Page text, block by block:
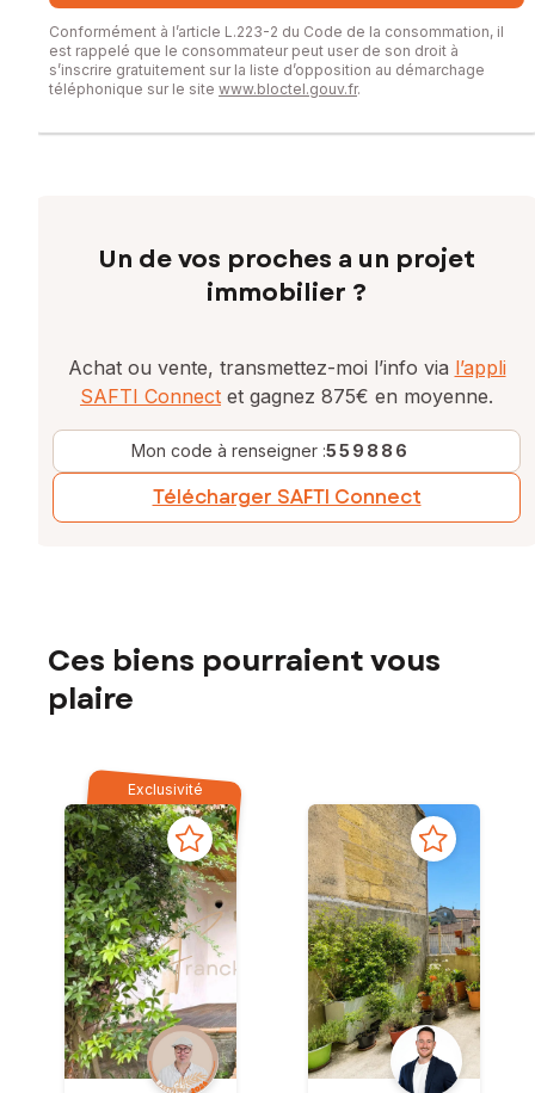
Conformément à l’article L.223-2 du Code de la consommation, il
est rappelé que le consommateur peut user de son droit à
s’inscrire gratuitement sur la liste d’opposition au démarchage
téléphonique sur le site www.bloctel.gouv.fr.
Un de vos proches a un projet
immobilier ?
Achat ou vente, transmettez-moi l’info via l’appli
SAFTI Connect et gagnez 875€ en moyenne.
Mon code à renseigner :559886
Télécharger SAFTI Connect
Ces biens pourraient vous
plaire
Exclusivité